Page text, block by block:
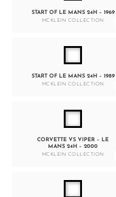
START OF LE MANS 24H – 1969
MCKLEIN COLLECTION
START OF LE MANS 24H – 1989
MCKLEIN COLLECTION
CORVETTE VS VIPER – LE
MANS 24H – 2000
MCKLEIN COLLECTION